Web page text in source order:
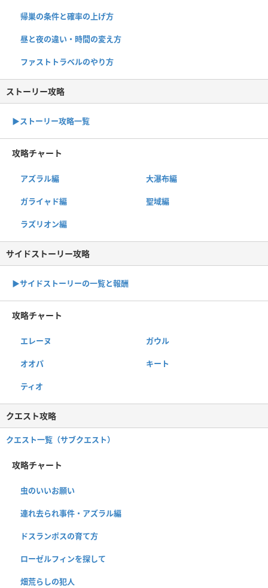
帰巣の条件と確率の上げ方
昼と夜の違い・時間の変え方
ファストトラベルのやり方
ストーリー攻略
▶︎ストーリー攻略一覧
攻略チャート
アズラル編 大瀑布編
ガライャド編 聖域編
ラズリオン編
サイドストーリー攻略
▶サイドストーリーの一覧と報酬
攻略チャート
エレーヌ ガウル
オオパ キート
ティオ
クエスト攻略
クエスト一覧（サブクエスト）
攻略チャート
虫のいいお願い
連れ去られ事件・アズラル編
ドスランポスの育て方
ローゼルフィンを探して
畑荒らしの犯人